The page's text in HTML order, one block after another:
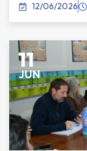
12/06/2026
11
JUN